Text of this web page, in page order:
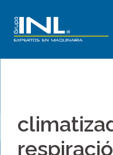
contenido